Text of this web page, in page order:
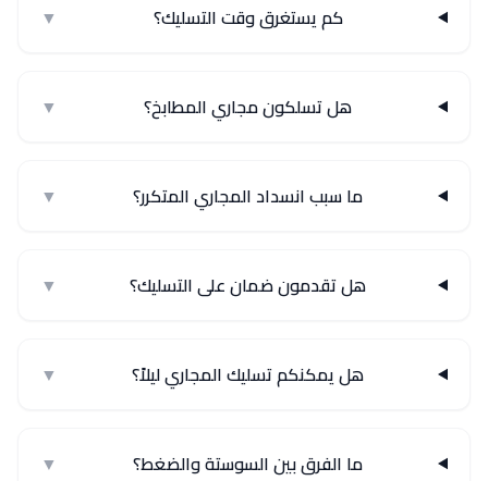
كم يستغرق وقت التسليك؟ ▼
هل تسلكون مجاري المطابخ؟ ▼
ما سبب انسداد المجاري المتكرر؟ ▼
هل تقدمون ضمان على التسليك؟ ▼
هل يمكنكم تسليك المجاري ليلاً؟ ▼
ما الفرق بين السوستة والضغط؟ ▼